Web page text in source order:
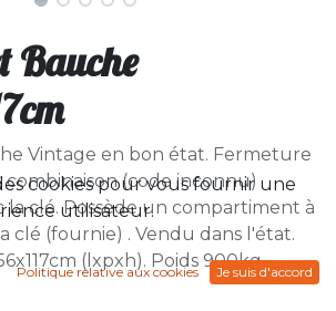
Bauche
Vintage en bon état. Fermeture
(code inconnu)
clé. Possède un compartiment à
clé (fournie) . Vendu dans l'état.
(lxpxh). Poids 900kg
cookies pour vous fournir une
utilisateur.
Politique relative aux cookies Je suis d'accord